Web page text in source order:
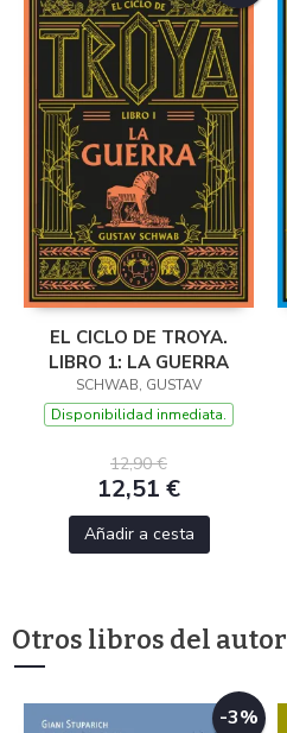
EL CICLO DE TROYA.
LIBRO 1: LA GUERRA
SCHWAB, GUSTAV
Disponibilidad inmediata.
12,90 €
12,51 €
Añadir a cesta
Otros libros del autor
-3%